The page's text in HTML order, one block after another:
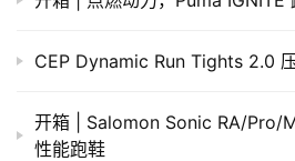
CEP Dynamic Run Tights 2.0
开箱 | Salomon Sonic RA/Pro/
性能跑鞋